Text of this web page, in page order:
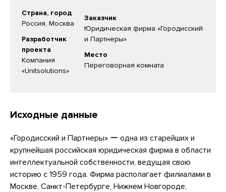
Страна, город
Россия, Москва
Разработчик
проекта
Компания
«Unitsolutions»
Заказчик
Юридическая фирма «Городисский
и Партнеры»
Место
Переговорная комната
Исходные данные
«Городисский и Партнеры» ー одна из старейших и
крупнейшая российская юридическая фирма в области
интеллектуальной собственности, ведущая свою
историю с 1959 года. Фирма располагает филиалами в
Москве, Санкт-Петербурге, Нижнем Новгороде,